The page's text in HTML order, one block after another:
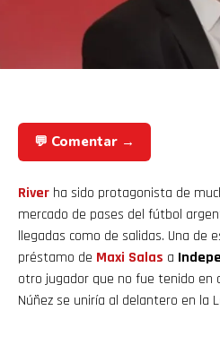
💬 Comentar →
River ha sido protagonista de
mercado de pases del fútbol
llegadas como de salidas. Una de
préstamo de Maxi Salas a
otro jugador que no fue tenido en
Núñez se uniría al delantero en la